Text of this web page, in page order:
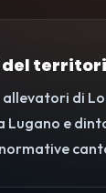
di
Lugano e